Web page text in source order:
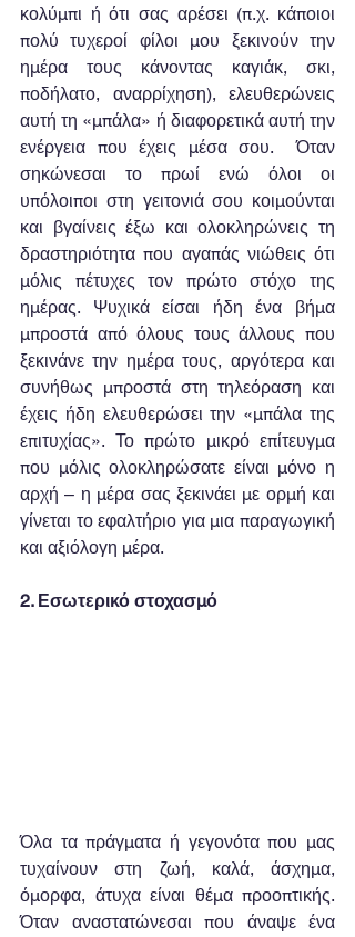
κολύμπι ή ότι σας αρέσει (π.χ. κάποιοι
πολύ τυχεροί φίλοι μου ξεκινούν την
ημέρα τους κάνοντας καγιάκ, σκι,
ποδήλατο, αναρρίχηση), ελευθερώνεις
αυτή τη «μπάλα» ή διαφορετικά αυτή την
ενέργεια που έχεις μέσα σου.  Όταν
σηκώνεσαι το πρωί ενώ όλοι οι
υπόλοιποι στη γειτονιά σου κοιμούνται
και βγαίνεις έξω και ολοκληρώνεις τη
δραστηριότητα που αγαπάς νιώθεις ότι
μόλις πέτυχες τον πρώτο στόχο της
ημέρας. Ψυχικά είσαι ήδη ένα βήμα
μπροστά από όλους τους άλλους που
ξεκινάνε την ημέρα τους, αργότερα και
συνήθως μπροστά στη τηλεόραση και
έχεις ήδη ελευθερώσει την «μπάλα της
επιτυχίας». Το πρώτο μικρό επίτευγμα
που μόλις ολοκληρώσατε είναι μόνο η
αρχή – η μέρα σας ξεκινάει με ορμή και
γίνεται το εφαλτήριο για μια παραγωγική
και αξιόλογη μέρα.
2. Εσωτερικό στοχασμό
Όλα τα πράγματα ή γεγονότα που μας
τυχαίνουν στη ζωή, καλά, άσχημα,
όμορφα, άτυχα είναι θέμα προοπτικής.
Όταν αναστατώνεσαι που άναψε ένα